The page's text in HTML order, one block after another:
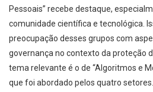
Pessoais” recebe destaque,
comunidade científica e tecnológica.
preocupação desses grupos com
governança no contexto da proteção
tema relevante é o de “Algoritmos e
que foi abordado pelos quatro